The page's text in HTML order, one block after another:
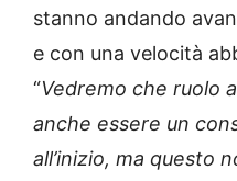
stanno andando
e con una velocità
“Vedremo che ruolo
anche essere un
all’inizio, ma questo